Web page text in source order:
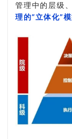
管理中的层级
理的“立体化”